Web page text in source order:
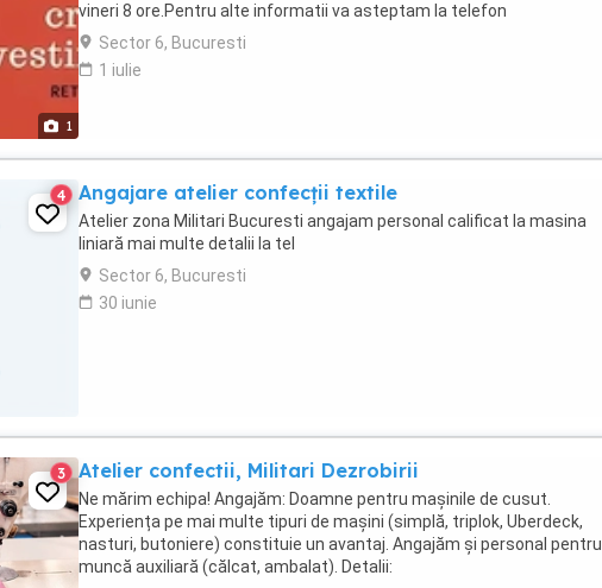
1
vineri 8 ore.Pentru alte informatii va asteptam la telefon
Sector 6, Bucuresti
1 iulie
4 Angajare atelier confecții textile
Atelier zona Militari Bucuresti angajam personal calificat la masina
liniară mai multe detalii la tel
Sector 6, Bucuresti
30 iunie
3 Atelier confectii, Militari Dezrobirii
Ne mărim echipa! Angajăm: Doamne pentru mașinile de cusut.
Experiența pe mai multe tipuri de mașini (simplă, triplok, Uberdeck,
nasturi, butoniere) constituie un avantaj. Angajăm și personal pentru
muncă auxiliară (călcat, ambalat). Detalii: